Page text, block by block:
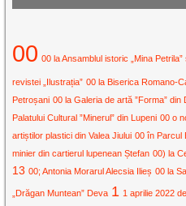
00 00 la Ansamblul istoric „Mina
revistei „Ilustrația” 00 la Biserica Romano-
Petroșani 00 la Galeria de artă ”Forma” din
Palatului Cultural ”Minerul” din Lupeni 00 o
artiștilor plastici din Valea Jiului 00 în Parcul
minier din cartierul lupenean Ștefan 00) la
13 00; Antonia Morarul Alecsia Ilieș 00 la
„Drăgan Muntean” Deva 1 1 aprilie 2022